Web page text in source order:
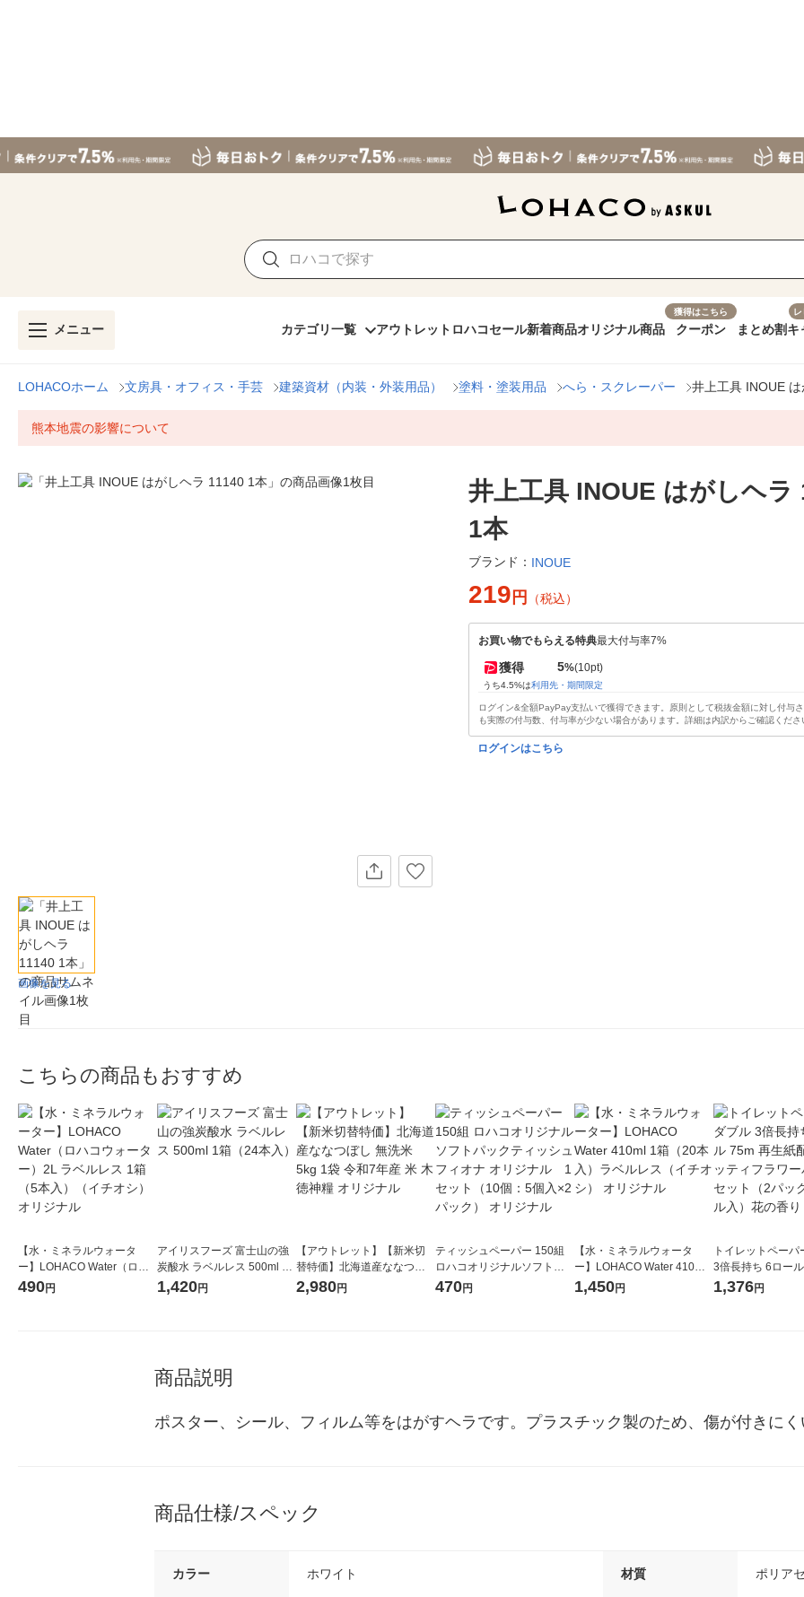
メニュー カテゴリ一覧 アウトレット ロハコセール新着商品オリジナル商品
獲得はこちら
クーポン まとめ割キ
LOHACOホーム 文房具・オフィス・手芸 建築資材（内装・外装用品） 塗料・塗装用品 へら・スクレーパー 井上工具 INOUE
熊本地震の影響について
画像を見る
井上工具 INOUE はがしヘラ
1本
ブランド： INOUE
219 円 （税込）
お買い物でもらえる特典最大付与率7%
獲得 5%(10pt)
うち4.5%は利用先・期間限定
ログイン&全額PayPay支払いで獲得できます。原則として税抜金額に対し付与
も実際の付与数、付与率が少ない場合があります。詳細は内訳からご確認くださ
ログインはこちら
こちらの商品もおすすめ
【水・ミネラルウォータ
ー】LOHACO Water（ロハ
コウォーター）2L ラベルレ
490円
アイリスフーズ 富士山の強
炭酸水 ラベルレス 500ml 1
箱（24本入）
1,420円
【アウトレット】【新米切
替特価】北海道産ななつぼ
し 無洗米 5kg 1袋 令和7年産
2,980円
ティッシュペーパー 150組
ロハコオリジナルソフトパ
ックティッシュ フィオナ オ
470円
【水・ミネラルウォータ
ー】LOHACO Water 410ml
1箱（20本入）ラベルレス
1,450円
トイレットペーパ
3倍長持ち 6ロール 75m 再生
紙配合 スコッティ
1,376円
商品説明
ポスター、シール、フィルム等をはがすヘラです。プラスチック製のため、傷が付きにく
商品仕様/スペック
カラー ホワイト 材質 ポリア